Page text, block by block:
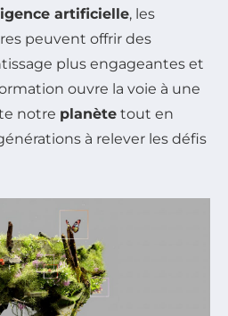
artificielle, les
peuvent offrir des
plus engageantes et
ouvre la voie à une
notre planète tout en
à relever les défis